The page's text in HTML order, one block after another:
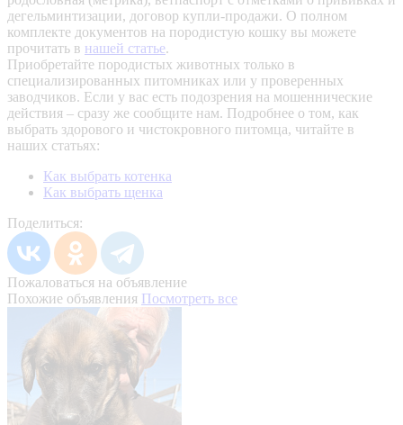
дегельминтизации, договор купли-продажи. О полном
комплекте документов на породистую кошку вы можете
прочитать в нашей статье.
Приобретайте породистых животных только в
специализированных питомниках или у проверенных
заводчиков. Если у вас есть подозрения на мошеннические
действия – сразу же сообщите нам. Подробнее о том, как
выбрать здорового и чистокровного питомца, читайте в
наших статьях:
Как выбрать котенка
Как выбрать щенка
Поделиться:
Пожаловаться на объявление
Похожие объявления Посмотреть все